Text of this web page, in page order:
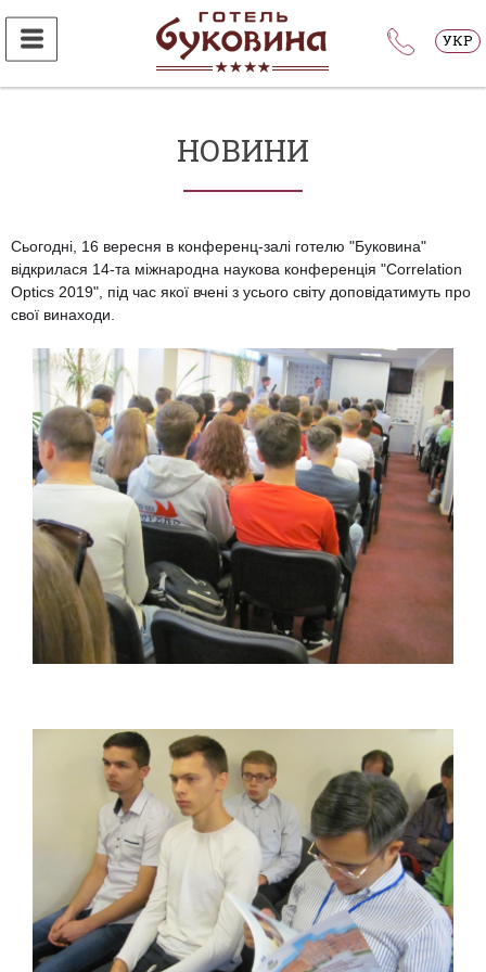
УКР
НОВИНИ
Сьогодні, 16 вересня в конференц-залі готелю "Буковина"
відкрилася 14-та міжнародна наукова конференція "Correlation
Optics 2019", під час якої вчені з усього світу доповідатимуть про
свої винаходи.